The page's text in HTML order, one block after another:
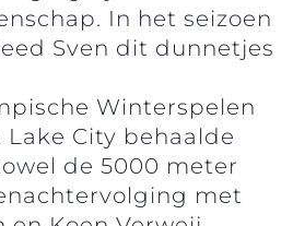
In het seizoen
Sven dit dunnetjes
Winterspelen
Lake City behaalde
de 5000 meter
met